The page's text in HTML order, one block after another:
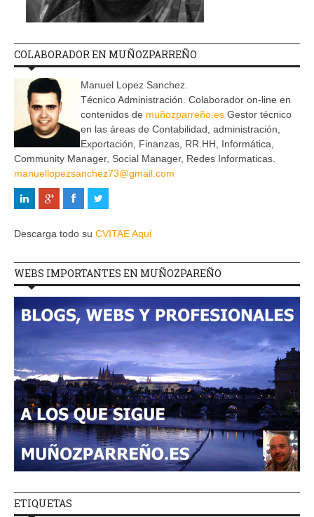
COLABORADOR EN MUÑOZPARREÑO
Manuel Lopez Sanchez.
Técnico Administración. Colaborador on-line en
contenidos de muñozparreño.es Gestor técnico
en las áreas de Contabilidad, administración,
Exportación, Finanzas, RR.HH, Informática,
Community Manager, Social Manager, Redes Informaticas.
manuellopezsanchez73@gmail.com
Descarga todo su CVITAE Aquí
WEBS IMPORTANTES EN MUÑOZPAREÑO
ETIQUETAS